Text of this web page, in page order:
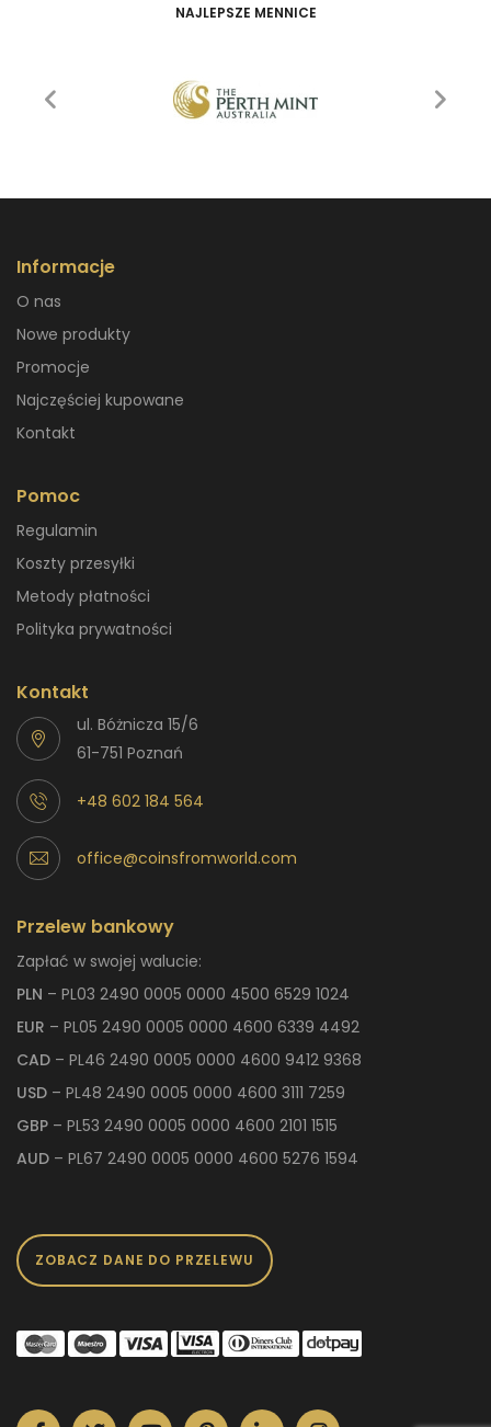
NAJLEPSZE MENNICE
Informacje
O nas
Nowe produkty
Promocje
Najczęściej kupowane
Kontakt
Pomoc
Regulamin
Koszty przesyłki
Metody płatności
Polityka prywatności
Kontakt
ul. Bóżnicza 15/6
61-751 Poznań
+48 602 184 564
office@coinsfromworld.com
Przelew bankowy
Zapłać w swojej walucie:
PLN – PL03 2490 0005 0000 4500 6529 1024
EUR – PL05 2490 0005 0000 4600 6339 4492
CAD – PL46 2490 0005 0000 4600 9412 9368
USD – PL48 2490 0005 0000 4600 3111 7259
GBP – PL53 2490 0005 0000 4600 2101 1515
AUD – PL67 2490 0005 0000 4600 5276 1594
ZOBACZ DANE DO PRZELEWU